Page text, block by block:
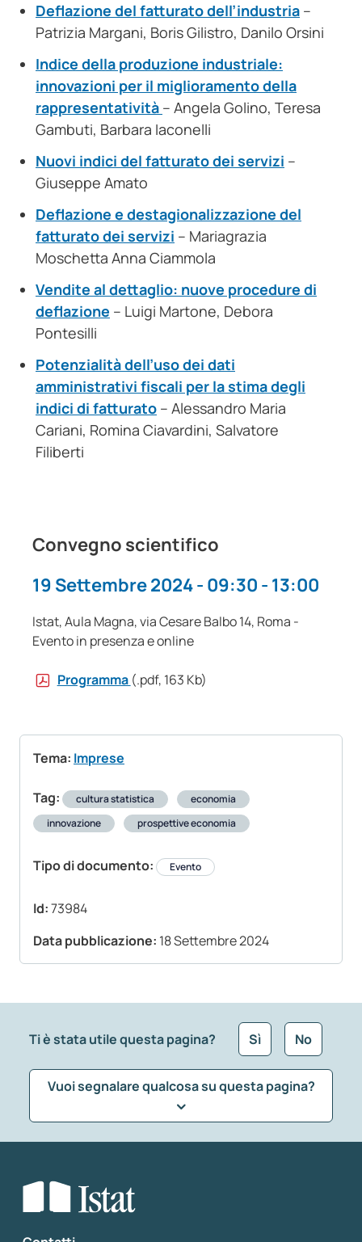
Convegno scientifico
19 Settembre 2024 - 09:30 - 13:00
Istat, Aula Magna, via Cesare Balbo 14, Roma -
Evento in presenza e online
Programma (.pdf, 163 Kb)
Tema: Imprese
Tag: cultura statistica
economia
innovazione
prospettive economia
Tipo di documento: Evento
Id:73984
Data pubblicazione: 18 Settembre 2024
Deflazione del fatturato dell’industria –
Patrizia Margani, Boris Gilistro, Danilo Orsini
Indice della produzione industriale:
innovazioni per il miglioramento della
rappresentatività – Angela Golino, Teresa
Gambuti, Barbara Iaconelli
Nuovi indici del fatturato dei servizi –
Giuseppe Amato
Deflazione e destagionalizzazione del
fatturato dei servizi – Mariagrazia
Moschetta Anna Ciammola
Vendite al dettaglio: nuove procedure di
deflazione – Luigi Martone, Debora
Pontesilli
Potenzialità dell’uso dei dati
amministrativi fiscali per la stima degli
indici di fatturato – Alessandro Maria
Cariani, Romina Ciavardini, Salvatore
Filiberti
Ti è stata utile questa pagina? Sì No
Vuoi segnalare qualcosa su questa pagina?
Seleziona la tipologia della segnalazione
Inserisci il tuo commento